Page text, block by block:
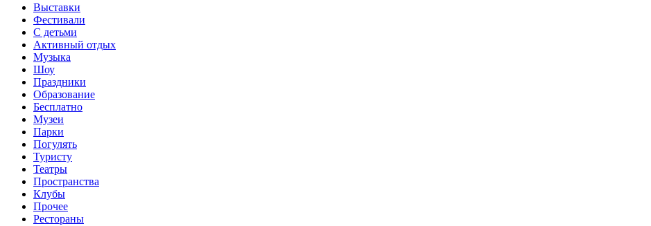
Выставки
Фестивали
С детьми
Активный отдых
Музыка
Шоу
Праздники
Образование
Бесплатно
Музеи
Парки
Погулять
Туристу
Театры
Пространства
Клубы
Прочее
Рестораны